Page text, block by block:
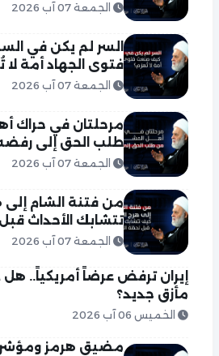
الجمعة 07 آب 2026
السر لم يكن في
فتوى الجهاد أمة لا
الجمعة 07 آب 2026
مرحلتان في حراك
طلب الحق إلى
الجمعة 07 آب 2026
من فتنة الشام إلى
تتشابك الأحداث
الجمعة 07 آب 2026
إيران ترفض عرضاً أمريكياً..
مأزق جديد؟
الخميس 06 آب 2026
مضيق هرمز